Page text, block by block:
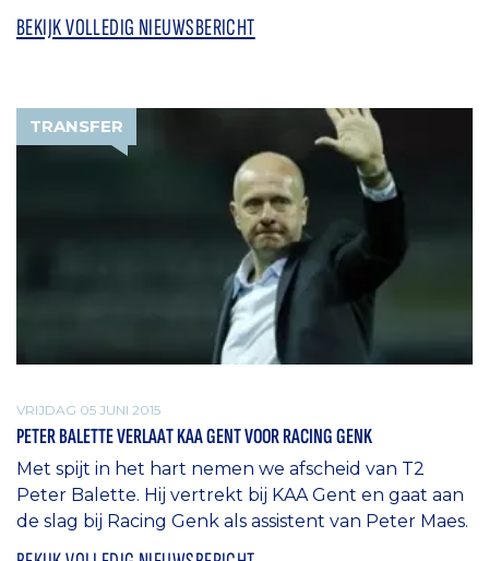
BEKIJK VOLLEDIG NIEUWSBERICHT
TRANSFER
VRIJDAG 05 JUNI 2015
PETER BALETTE VERLAAT KAA GENT VOOR RACING GENK
Met spijt in het hart nemen we afscheid van T2
Peter Balette. Hij vertrekt bij KAA Gent en gaat aan
de slag bij Racing Genk als assistent van Peter Maes.